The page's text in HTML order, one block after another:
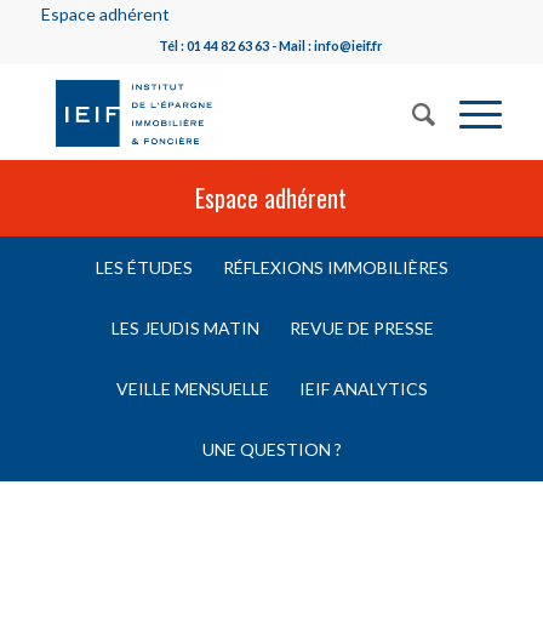
Espace adhérent
Tél : 01 44 82 63 63 - Mail : info@ieif.fr
Espace adhérent
LES ÉTUDES RÉFLEXIONS IMMOBILIÈRES
LES JEUDIS MATIN REVUE DE PRESSE
VEILLE MENSUELLE IEIF ANALYTICS
UNE QUESTION ?